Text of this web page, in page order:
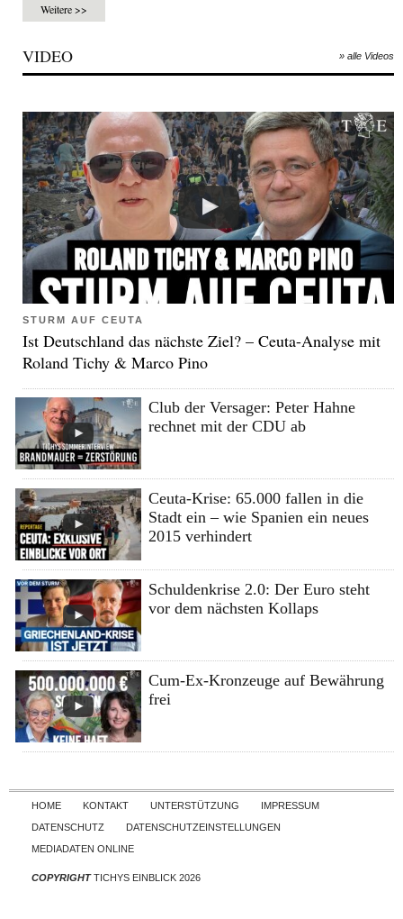
Weitere >>
VIDEO » alle Videos
STURM AUF CEUTA
Ist Deutschland das nächste Ziel? – Ceuta-Analyse mit
Roland Tichy & Marco Pino
Club der Versager: Peter Hahne
rechnet mit der CDU ab
Ceuta-Krise: 65.000 fallen in die
Stadt ein – wie Spanien ein neues
2015 verhindert
Schuldenkrise 2.0: Der Euro steht
vor dem nächsten Kollaps
Cum-Ex-Kronzeuge auf Bewährung
frei
Skip to content
HOME KONTAKT UNTERSTÜTZUNG
IMPRESSUM
DATENSCHUTZ
DATENSCHUTZEINSTELLUNGEN
MEDIADATEN ONLINE
COPYRIGHTTICHYS EINBLICK 2026